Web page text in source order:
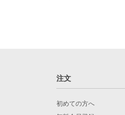
注文
初めての方へ